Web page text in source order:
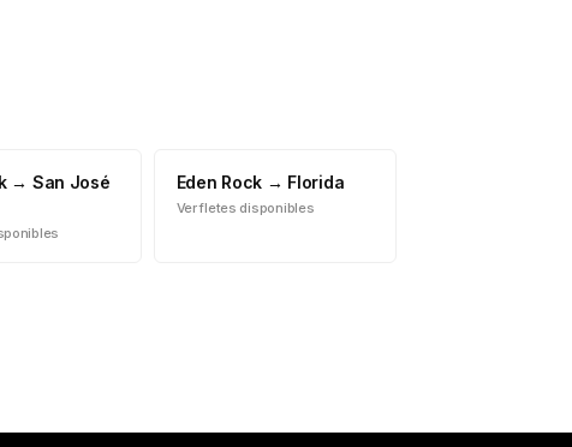
→ San José
Eden Rock → Florida
Ver fletes disponibles